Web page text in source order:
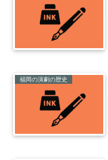
福岡の演劇の歴史